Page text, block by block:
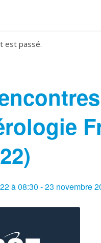
est passé.
à 08:30 -23 novembre